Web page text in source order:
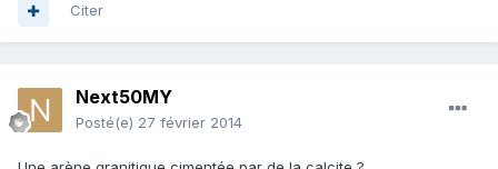
Citer
Next50MY
Posté(e) 27 février 2014